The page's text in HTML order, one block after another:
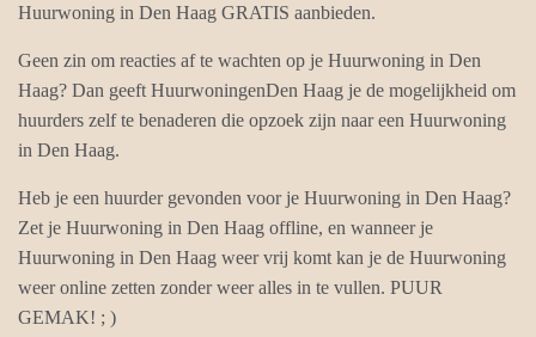
Huurwoning in Den Haag GRATIS aanbieden.
Geen zin om reacties af te wachten op je Huurwoning in Den
Haag? Dan geeft HuurwoningenDen Haag je de mogelijkheid om
huurders zelf te benaderen die opzoek zijn naar een Huurwoning
in Den Haag.
Heb je een huurder gevonden voor je Huurwoning in Den Haag?
Zet je Huurwoning in Den Haag offline, en wanneer je
Huurwoning in Den Haag weer vrij komt kan je de Huurwoning
weer online zetten zonder weer alles in te vullen. PUUR
GEMAK! ; )